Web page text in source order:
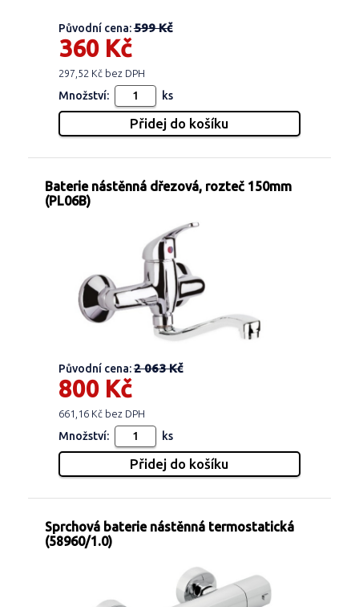
Původní cena:599 Kč
360 Kč
297,52 Kč bez DPH
Množství: ks
Baterie nástěnná dřezová, rozteč 150mm
(PL06B)
Původní cena:2 063 Kč
800 Kč
661,16 Kč bez DPH
Množství: ks
Sprchová baterie nástěnná termostatická
(58960/1.0)